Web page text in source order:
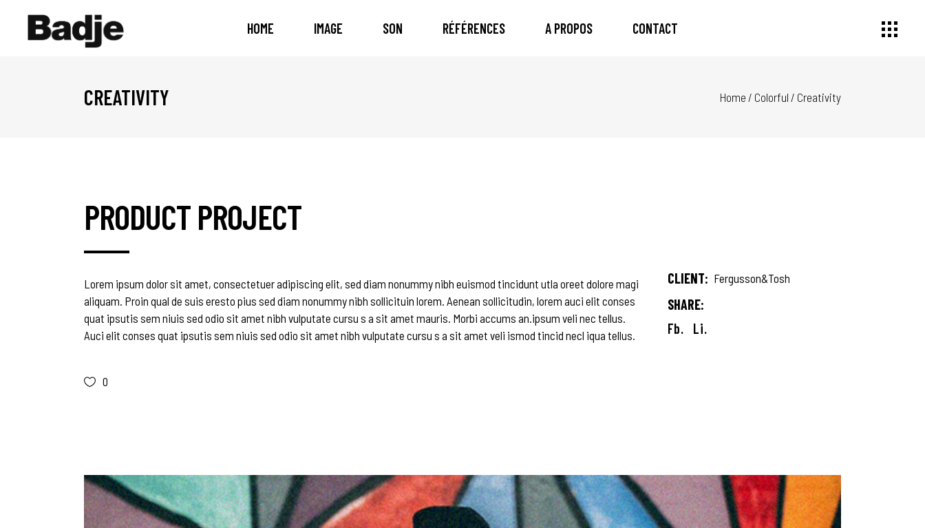
HOME IMAGE SON RÉFÉRENCES A PROPOS CONTACT
CREATIVITY Home / Colorful / Creativity
PRODUCT PROJECT
Lorem ipsum dolor sit amet, consectetuer adipiscing elit, sed diam nonummy nibh euismod tincidunt utla oreet dolore magi
aliquam. Proin qual de suis eresto pius sed diam nonummy nibh sollicituin lorem. Aenean sollicitudin, lorem auci elit conses
quat ipsutis sem niuis sed odio sit amet nibh vulputate cursu s a sit amet mauris. Morbi accums an.ipsum veli nec tellus.
Auci elit conses quat ipsutis sem niuis sed odio sit amet nibh vulputate cursu s a sit amet veli ismod tincid necl iqua tellus.
0
CLIENT: Fergusson&Tosh
SHARE:
Fb.
Li.